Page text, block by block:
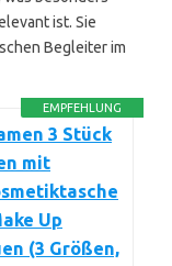
ist. Sie
Begleiter im
EMPFEHLUNG
3 Stück
mit
Up
(3 Größen,